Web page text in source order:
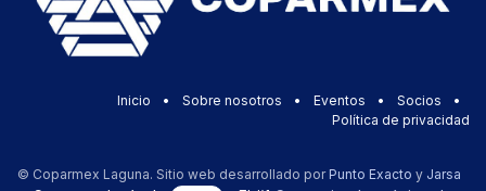
Inicio • Sobre nosotros • Eventos • Socios
•
Política de privacidad
© Coparmex Laguna. Sitio web desarrollado por Punto Exacto y Jarsa